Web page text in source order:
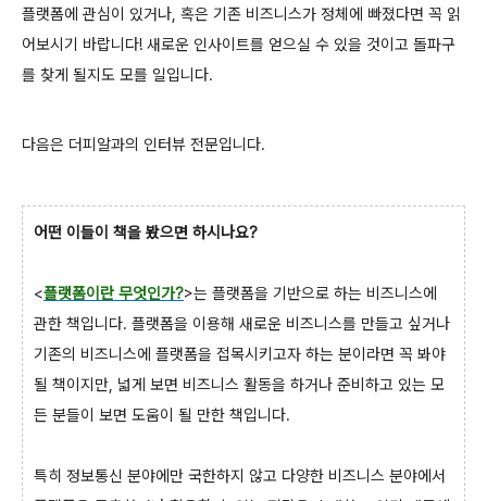
플랫폼에 관심이 있거나, 혹은 기존 비즈니스가 정체에 빠졌다면 꼭 읽
어보시기 바랍니다! 새로운 인사이트를 얻으실 수 있을 것이고 돌파구
를 찾게 될지도 모를 일입니다.
다음은 더피알과의 인터뷰 전문입니다.
어떤 이들이 책을 봤으면 하시나요?
<플랫폼이란 무엇인가?>는 플랫폼을 기반으로 하는 비즈니스에
관한 책입니다. 플랫폼을 이용해 새로운 비즈니스를 만들고 싶거나
기존의 비즈니스에 플랫폼을 접목시키고자 하는 분이라면 꼭 봐야
될 책이지만, 넓게 보면 비즈니스 활동을 하거나 준비하고 있는 모
든 분들이 보면 도움이 될 만한 책입니다.
특히 정보통신 분야에만 국한하지 않고 다양한 비즈니스 분야에서